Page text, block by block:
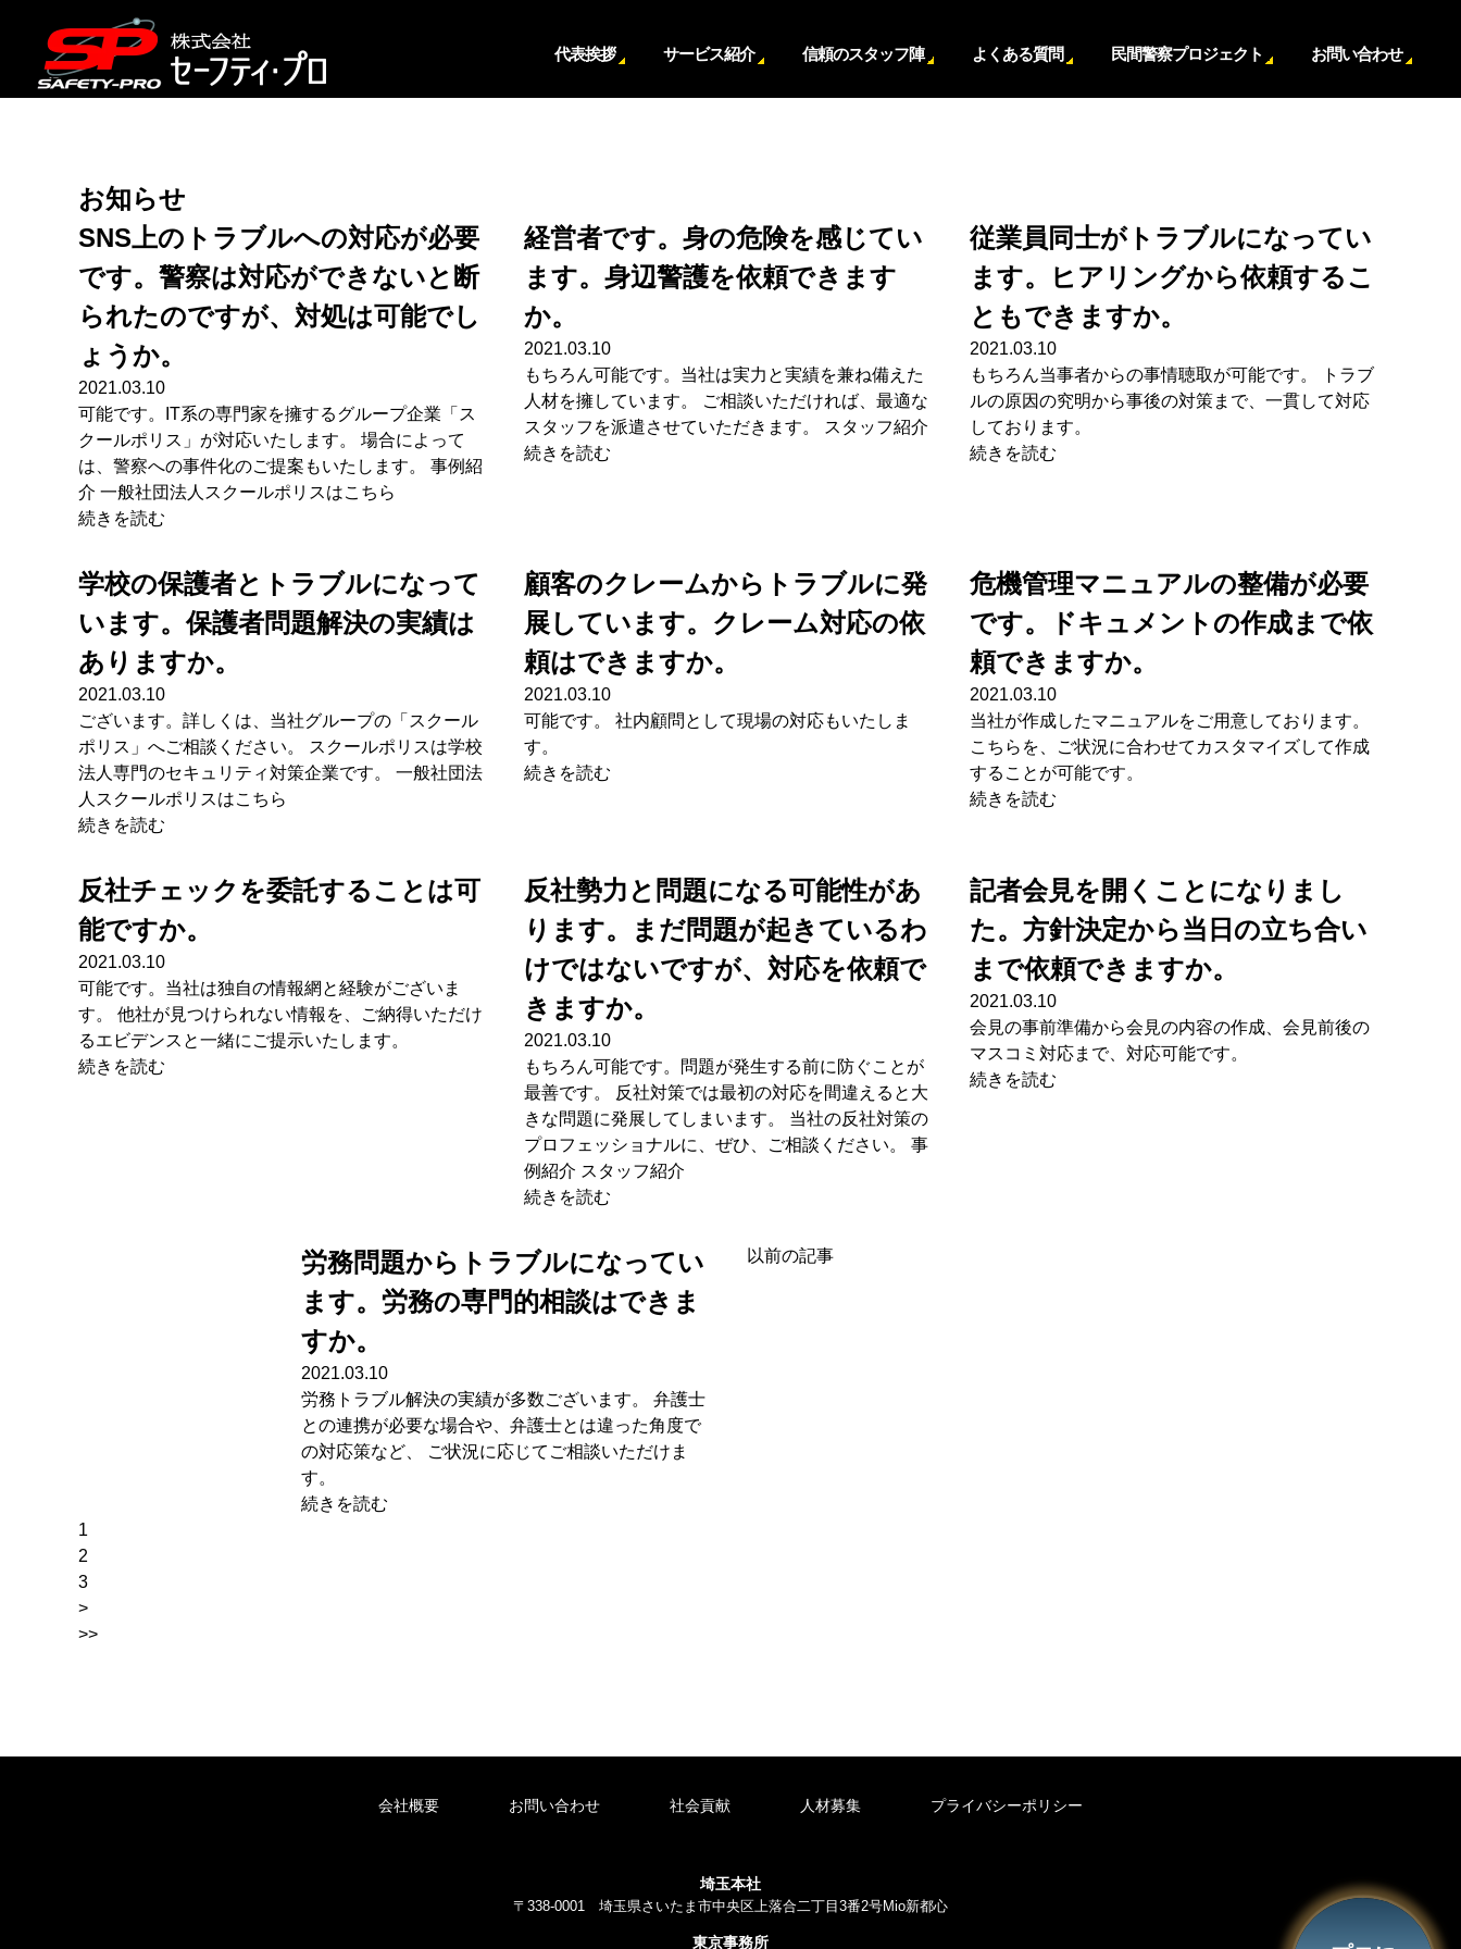
代表挨拶 サービス紹介 信頼のスタッフ陣 よくある質問 民間警察プロジェクト お問い合わせ
お知らせ
SNS上のトラブルへの対応が必要
です。警察は対応ができないと断
られたのですが、対処は可能でし
ょうか。
2021.03.10
可能です。IT系の専門家を擁するグループ企業「ス
クールポリス」が対応いたします。 場合によって
は、警察への事件化のご提案もいたします。 事例紹
介 一般社団法人スクールポリスはこちら
続きを読む
経営者です。身の危険を感じてい
ます。身辺警護を依頼できます
か。
2021.03.10
もちろん可能です。当社は実力と実績を兼ね備えた
人材を擁しています。 ご相談いただければ、最適な
スタッフを派遣させていただきます。 スタッフ紹介
続きを読む
従業員同士がトラブルになってい
ます。ヒアリングから依頼するこ
ともできますか。
2021.03.10
もちろん当事者からの事情聴取が可能です。 トラブ
ルの原因の究明から事後の対策まで、一貫して対応
しております。
続きを読む
学校の保護者とトラブルになって
います。保護者問題解決の実績は
ありますか。
2021.03.10
ございます。詳しくは、当社グループの「スクール
ポリス」へご相談ください。 スクールポリスは学校
法人専門のセキュリティ対策企業です。 一般社団法
人スクールポリスはこちら
続きを読む
顧客のクレームからトラブルに発
展しています。クレーム対応の依
頼はできますか。
2021.03.10
可能です。 社内顧問として現場の対応もいたしま
す。
続きを読む
危機管理マニュアルの整備が必要
です。ドキュメントの作成まで依
頼できますか。
2021.03.10
当社が作成したマニュアルをご用意しております。
こちらを、ご状況に合わせてカスタマイズして作成
することが可能です。
続きを読む
反社チェックを委託することは可
能ですか。
2021.03.10
可能です。当社は独自の情報網と経験がございま
す。 他社が見つけられない情報を、ご納得いただけ
るエビデンスと一緒にご提示いたします。
続きを読む
反社勢力と問題になる可能性があ
ります。まだ問題が起きているわ
けではないですが、対応を依頼で
きますか。
2021.03.10
もちろん可能です。問題が発生する前に防ぐことが
最善です。 反社対策では最初の対応を間違えると大
きな問題に発展してしまいます。 当社の反社対策の
プロフェッショナルに、ぜひ、ご相談ください。 事
例紹介 スタッフ紹介
続きを読む
記者会見を開くことになりまし
た。方針決定から当日の立ち合い
まで依頼できますか。
2021.03.10
会見の事前準備から会見の内容の作成、会見前後の
マスコミ対応まで、対応可能です。
続きを読む
労務問題からトラブルになってい
ます。労務の専門的相談はできま
すか。
2021.03.10
労務トラブル解決の実績が多数ございます。 弁護士
との連携が必要な場合や、弁護士とは違った角度で
の対応策など、 ご状況に応じてご相談いただけま
す。
続きを読む
以前の記事
1
2
3
>
>>
会社概要 お問い合わせ 社会貢献 人材募集 プライバシーポリシー
埼玉本社
〒338-0001 埼玉県さいたま市中央区上落合二丁目3番2号Mio新都心
東京事務所